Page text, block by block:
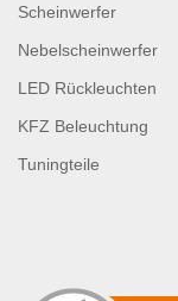
Scheinwerfer
Nebelscheinwerfer
LED Rückleuchten
KFZ Beleuchtung
Tuningteile